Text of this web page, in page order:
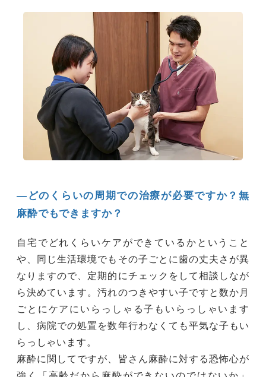
―どのくらいの周期での治療が必要ですか？無
麻酔でもできますか？
自宅でどれくらいケアができているかということ
や、同じ生活環境でもその子ごとに歯の丈夫さが異
なりますので、定期的にチェックをして相談しなが
ら決めています。汚れのつきやすい子ですと数か月
ごとにケアにいらっしゃる子もいらっしゃいます
し、病院での処置を数年行わなくても平気な子もい
らっしゃいます。
麻酔に関してですが、皆さん麻酔に対する恐怖心が